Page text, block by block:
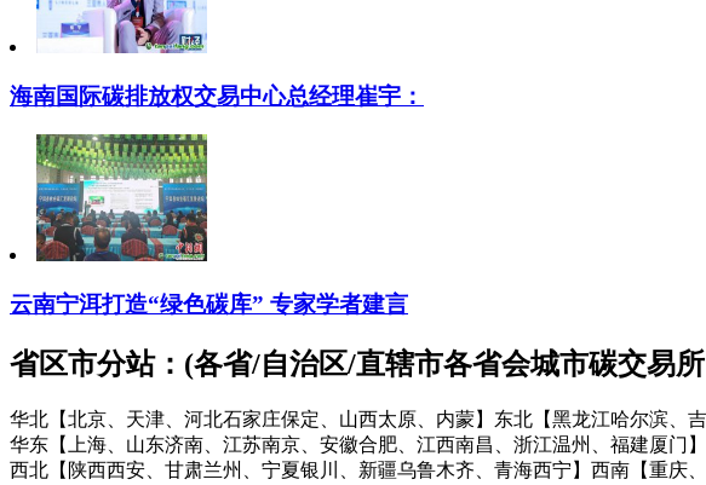
海南国际碳排放权交易中心总经理崔宇：
云南宁洱打造“绿色碳库” 专家学者建言
省区市分站：(各省/自治区/直辖市各省会城市碳交易
华北【北京、天津、河北石家庄保定、山西太原、内蒙】 东北【黑龙江哈尔滨、
华东【上海、山东济南、江苏南京、安徽合肥、江西南昌、浙江温州、福建厦门】
西北【陕西西安、甘肃兰州、宁夏银川、新疆乌鲁木齐、青海西宁】 西南【重庆